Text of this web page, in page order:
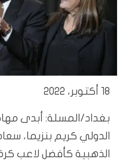
18 أكتوبر، 2022
بغداد/المسلة: أبدى
الدولي كريم بنزيما،
الذهبية كأفضل لاعب